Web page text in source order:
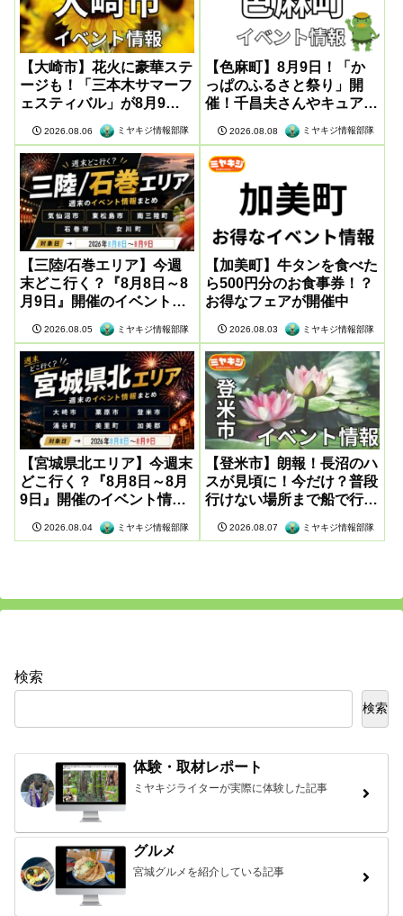
【大崎市】花火に豪華ステ
ージも！「三本木サマーフ
ェスティバル」が8月9日
2026.08.06 ミヤキジ情報部隊
【色麻町】8月9日！「か
っぱのふるさと祭り」開
催！千昌夫さんやキュアア
イドルも登場
2026.08.08 ミヤキジ情報部隊
【三陸/石巻エリア】今週
末どこ行く？『8月8日～8
月9日』開催のイベント情
2026.08.05 ミヤキジ情報部隊
【加美町】牛タンを食べた
ら500円分のお食事券！？
お得なフェアが開催中
2026.08.03 ミヤキジ情報部隊
【宮城県北エリア】今週末
どこ行く？『8月8日～8月
9日』開催のイベント情報
2026.08.04 ミヤキジ情報部隊
【登米市】朗報！長沼のハ
スが見頃に！今だけ？普段
行けない場所まで船で行け
2026.08.07 ミヤキジ情報部隊
検索
検索
体験・取材レポート
ミヤキジライターが実際に体験した記事
グルメ
宮城グルメを紹介している記事